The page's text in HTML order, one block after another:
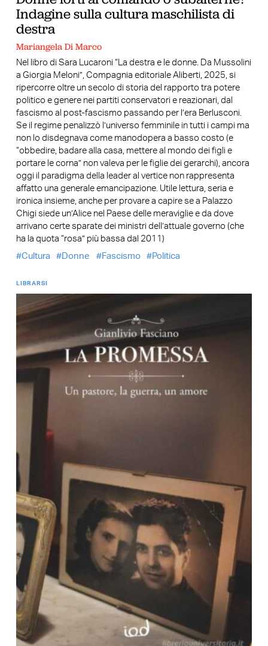
Indagine sulla cultura maschilista di
destra
Mariangela Di Marco
Nel libro di Sara Lucaroni “La destra e le donne. Da Mussolini
a Giorgia Meloni”, Compagnia editoriale Aliberti, 2025, si
ripercorre oltre un secolo di storia del rapporto tra potere
politico e genere nei partiti conservatori e reazionari, dal
fascismo al post-fascismo passando per l’era Berlusconi.
Se il regime penalizzò l’universo femminile in tutti i campi ma
non lo disdegnava come manodopera a basso costo (e
“obbedire, badare alla casa, mettere al mondo dei figli e
portare le corna” non valeva per le figlie dei gerarchi), ancora
oggi il paradigma della leader al vertice non rappresenta
affatto una generale emancipazione. Utile lettura, seria e
ironica insieme, anche per provare a capire se a Palazzo
Chigi siede un’Alice nel Paese delle meraviglie e da dove
arrivano certe sparate dei ministri dell’attuale governo (che
ha la quota “rosa” più bassa dal 2011)
Cultura
Donne Fascismo Politica
LIBRARSI